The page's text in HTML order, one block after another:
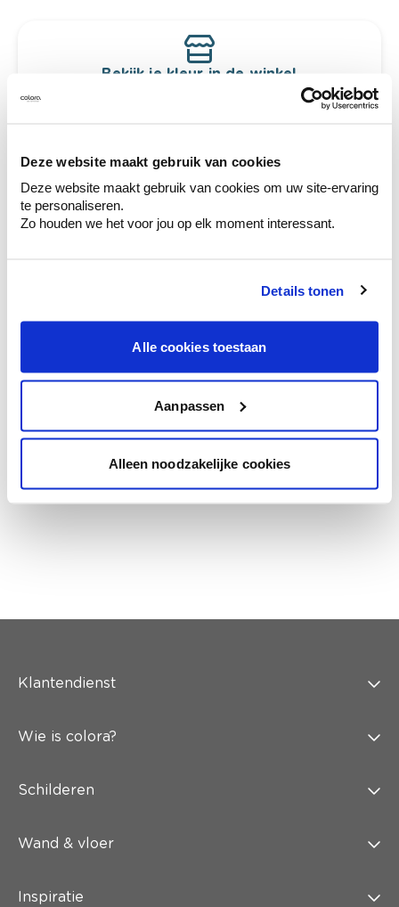
Deze website maakt gebruik van cookies
Deze website maakt gebruik van cookies om uw site-ervaring
te personaliseren.
Zo houden we het voor jou op elk moment interessant.
Details tonen
Alle cookies toestaan
Aanpassen
Alleen noodzakelijke cookies
Bekijk je kleur in de winkel
Ontdek er kleurechte stalen van je
te verfijnen.
Krijg persoonlijk advies om kleuren te
combineren.
Krijg kleuradvies op basis van de lichtinval
en je meubels.
Krijg ineens een technologische check-up
Klantendienst
Wie is colora?
Schilderen
Wand & vloer
Inspiratie